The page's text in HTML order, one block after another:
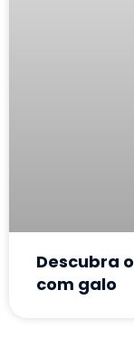
Descubra
com galo